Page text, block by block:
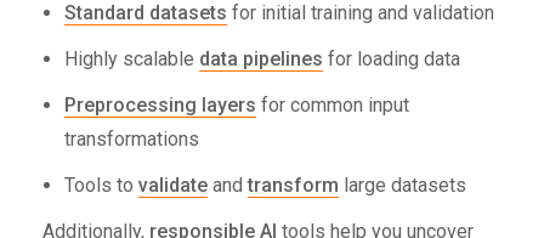
Standard datasets for initial training and validation
Highly scalable data pipelines for loading data
Preprocessing layers for common input
transformations
Tools to validate andtransform large datasets
Additionally, responsible AI tools help you uncover